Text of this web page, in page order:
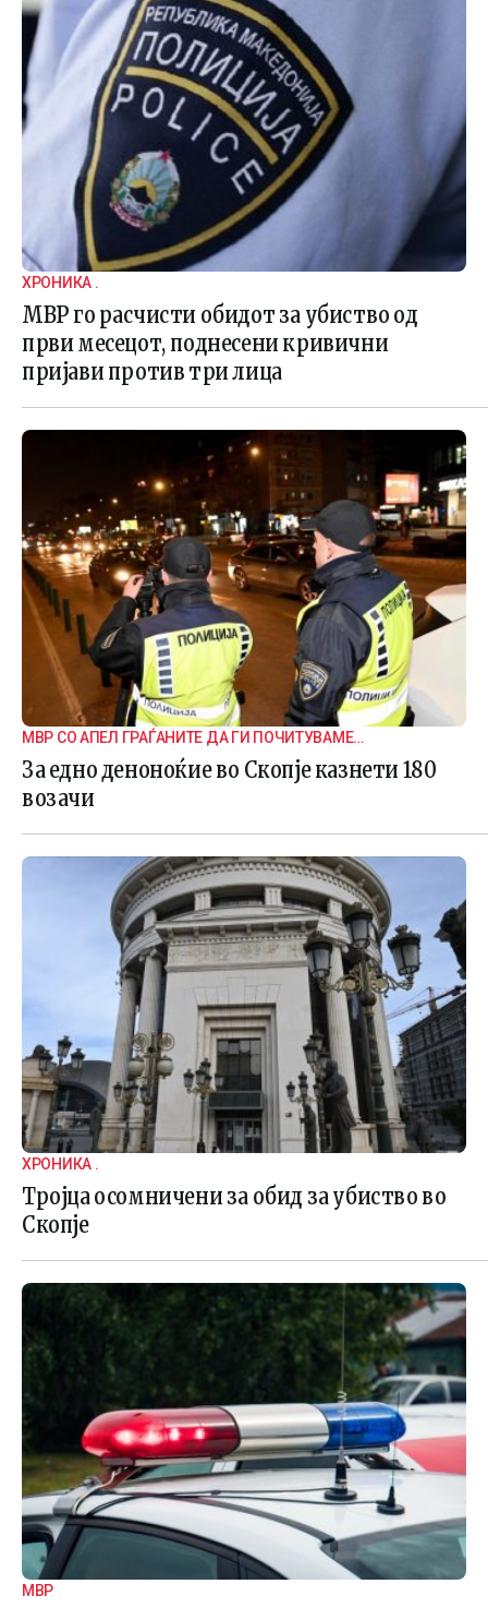
ХРОНИКА .
МВР го расчисти обидот за убиство од
први месецот, поднесени кривични
пријави против три лица
МВР СО АПЕЛ ГРАЃАНИТЕ ДА ГИ ПОЧИТУВАМЕ
СООБРАЌАЈНИТЕ ПРАВИЛА
За едно деноноќие во Скопје казнети 180
возачи
ХРОНИКА .
Тројца осомничени за обид за убиство во
Скопје
МВР